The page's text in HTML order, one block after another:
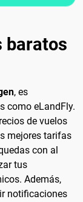
baratos
, es
como eLandFly.
de vuelos
mejores tarifas
con al
tus
Además,
notificaciones